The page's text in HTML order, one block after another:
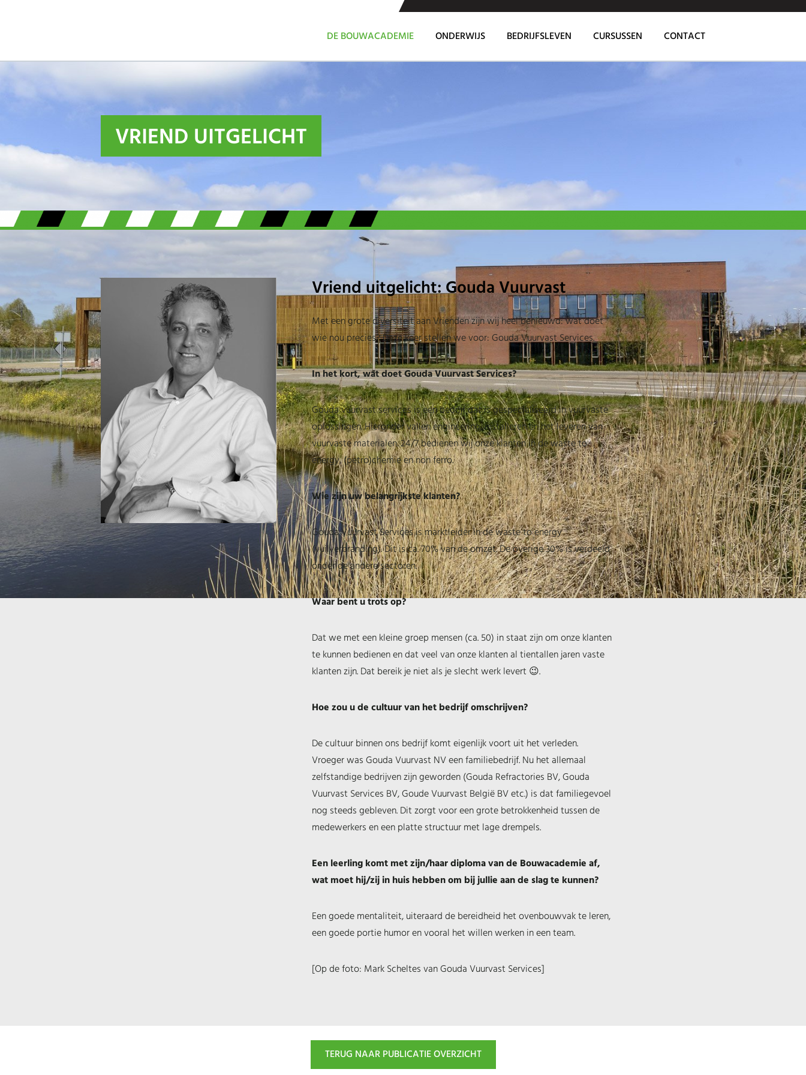
DE BOUWACADEMIE ONDERWIJS BEDRIJFSLEVEN CURSUSSEN CONTACT
VRIEND UITGELICHT
Vriend uitgelicht: Gouda Vuurvast
Met een grote diversiteit aan Vrienden zijn wij heel benieuwd: wat doet
wie nou precies? Deze keer stellen we voor: Gouda Vuurvast Services.
In het kort, wat doet Gouda Vuurvast Services?
Gouda vuurvast services is een bedrijf dat is gespecialiseerd in vuurvaste
oplossingen. Hieronder vallen engineering, installeren en het leveren van
vuurvaste materialen. 24/7 bedienen wij onze klanten in de waste to
energy, (petro)chemie en non ferro.
Wie zijn uw belangrijkste klanten?
Gouda Vuurvast Services is marktleider in de waste to energy
(vuilverbranding). Dit is ca. 70% van de omzet. De overige 30% is verdeeld
onder de andere sectoren.
Waar bent u trots op?
Dat we met een kleine groep mensen (ca. 50) in staat zijn om onze klanten
te kunnen bedienen en dat veel van onze klanten al tientallen jaren vaste
klanten zijn. Dat bereik je niet als je slecht werk levert 😉.
Hoe zou u de cultuur van het bedrijf omschrijven?
De cultuur binnen ons bedrijf komt eigenlijk voort uit het verleden.
Vroeger was Gouda Vuurvast NV een familiebedrijf. Nu het allemaal
zelfstandige bedrijven zijn geworden (Gouda Refractories BV, Gouda
Vuurvast Services BV, Goude Vuurvast België BV etc.) is dat familiegevoel
nog steeds gebleven. Dit zorgt voor een grote betrokkenheid tussen de
medewerkers en een platte structuur met lage drempels.
Een leerling komt met zijn/haar diploma van de Bouwacademie af,
wat moet hij/zij in huis hebben om bij jullie aan de slag te kunnen?
Een goede mentaliteit, uiteraard de bereidheid het ovenbouwvak te leren,
een goede portie humor en vooral het willen werken in een team.
[Op de foto: Mark Scheltes van Gouda Vuurvast Services]
TERUG NAAR PUBLICATIE OVERZICHT